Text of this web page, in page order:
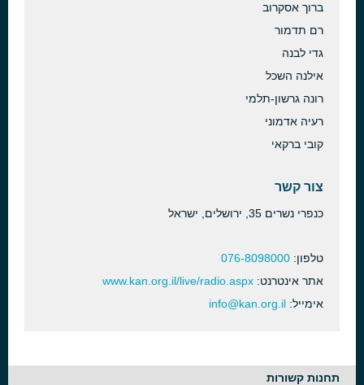
ברוך אסקרוב
רם תדמור
גדי לבנה
אילנה השכל
רונה גרשון-תלמי
רעיה אדמוני
קובי ברקאי
צור קשר
כנפרי נשרים 35, ירושלים, ישראל
טלפון: 076-8098000
אתר אינטרנט: www.kan.org.il/live/radio.aspx
אימייל: info@kan.org.il
תחנות קשורות